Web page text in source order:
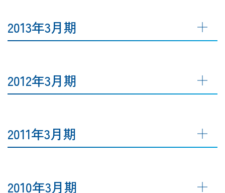
2013年3月期
2012年3月期
2011年3月期
2010年3月期